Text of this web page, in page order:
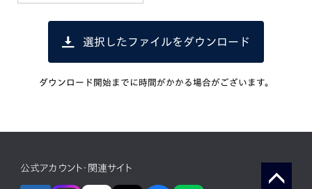
選択したファイルをダウンロード
ダウンロード開始までに時間がかかる場合がございます。
公式アカウント・関連サイト